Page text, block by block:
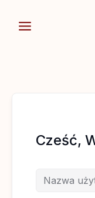
treści
Cześć,